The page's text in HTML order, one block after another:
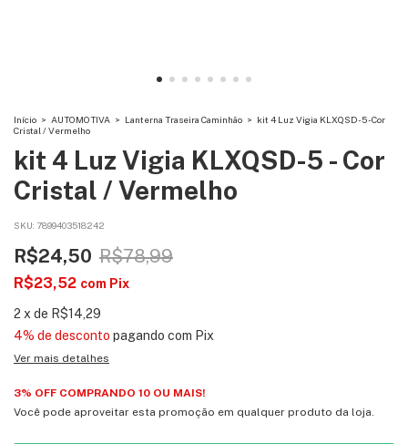
Início > AUTOMOTIVA > Lanterna Traseira Caminhão > kit 4 Luz Vigia KLXQSD-5 - Cor
Cristal / Vermelho
kit 4 Luz Vigia KLXQSD-5 - Cor
Cristal / Vermelho
SKU: 7899403518242
R$24,50 R$78,99
R$23,52 com Pix
2 x de R$14,29
4% de desconto pagando com Pix
Ver mais detalhes
3% OFF COMPRANDO 10 OU MAIS!
Você pode aproveitar esta promoção em qualquer produto da loja.